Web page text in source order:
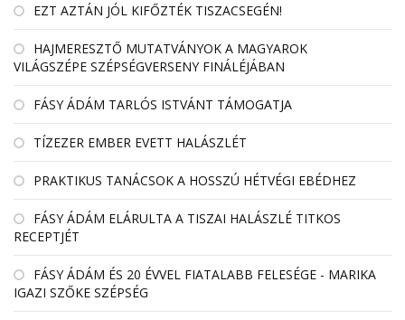
EZT AZTÁN JÓL KIFŐZTÉK TISZACSEGÉN!
HAJMERESZTŐ MUTATVÁNYOK A MAGYAROK
VILÁGSZÉPE SZÉPSÉGVERSENY FINÁLÉJÁBAN
FÁSY ÁDÁM TARLÓS ISTVÁNT TÁMOGATJA
TÍZEZER EMBER EVETT HALÁSZLÉT
PRAKTIKUS TANÁCSOK A HOSSZÚ HÉTVÉGI EBÉDHEZ
FÁSY ÁDÁM ELÁRULTA A TISZAI HALÁSZLÉ TITKOS
RECEPTJÉT
FÁSY ÁDÁM ÉS 20 ÉVVEL FIATALABB FELESÉGE - MARIKA
IGAZI SZŐKE SZÉPSÉG